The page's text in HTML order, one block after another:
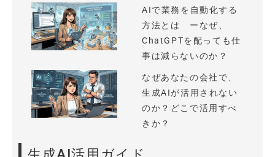
AIで業務を自動化する
方法とは ーなぜ、
ChatGPTを配っても仕
事は減らないのか？
なぜあなたの会社で、
生成AIが活用されない
のか？どこで活用すべ
きか？